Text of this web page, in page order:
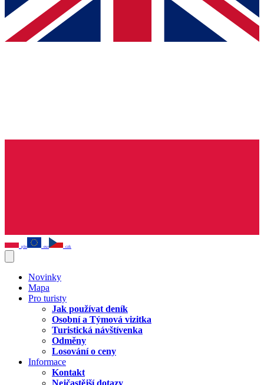
pln eur czk
Novinky
Mapa
Pro turisty
Jak používat deník
Osobní a Týmová vizitka
Turistická návštívenka
Odměny
Losování o ceny
Informace
Kontakt
Nejčastější dotazy